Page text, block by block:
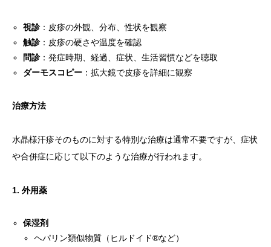
視診：皮疹の外観、分布、性状を観察
触診：皮疹の硬さや温度を確認
問診：発症時期、経過、症状、生活習慣などを聴取
ダーモスコピー ：拡大鏡で皮疹を詳細に観察
治療方法
水晶様汗疹そのものに対する特別な治療は通常不要ですが、症状
や合併症に応じて以下のような治療が行われます。
1. 外用薬
保湿剤
ヘパリン類似物質（ヒルドイド®など）